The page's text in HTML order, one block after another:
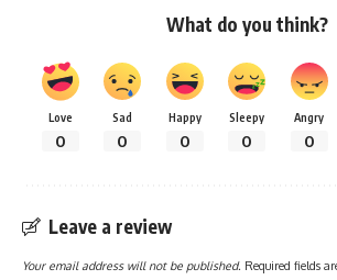
What do you think?
Love
0
Sad
0
Happy
0
Sleepy
0
Angry
0
Leave a review
Your email address will not be published. Required fields